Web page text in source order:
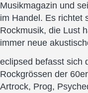
Musikmagazin und
im Handel. Es richtet
Rockmusik, die Lust
immer neue
eclipsed befasst sich
Rockgrössen der
Artrock, Prog,